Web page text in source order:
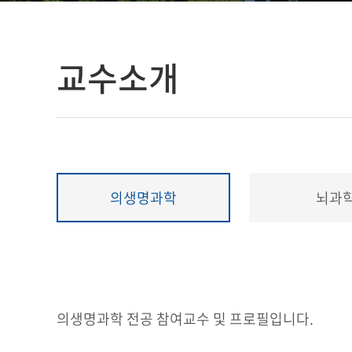
교수소개
의생명과학 뇌과
의생명과학 전공 참여교수 및 프로필입니다.